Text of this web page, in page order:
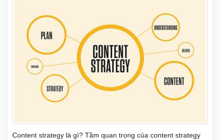
Content strategy là gì? Tầm quan trọng của content strategy